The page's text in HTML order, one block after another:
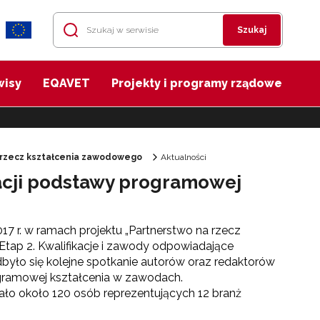
Szukaj
EQAVET Projekty i programy rządowe
kształcenia zawodowego Aktualności
podstawy programowej
r. w ramach projektu „Partnerstwo na rzecz
2. Kwalifikacje i zawody odpowiadające
się kolejne spotkanie autorów oraz redaktorów
kształcenia w zawodach.
około 120 osób reprezentujących 12 branż